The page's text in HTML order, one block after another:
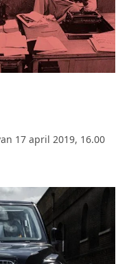
17 april 2019, 16.00